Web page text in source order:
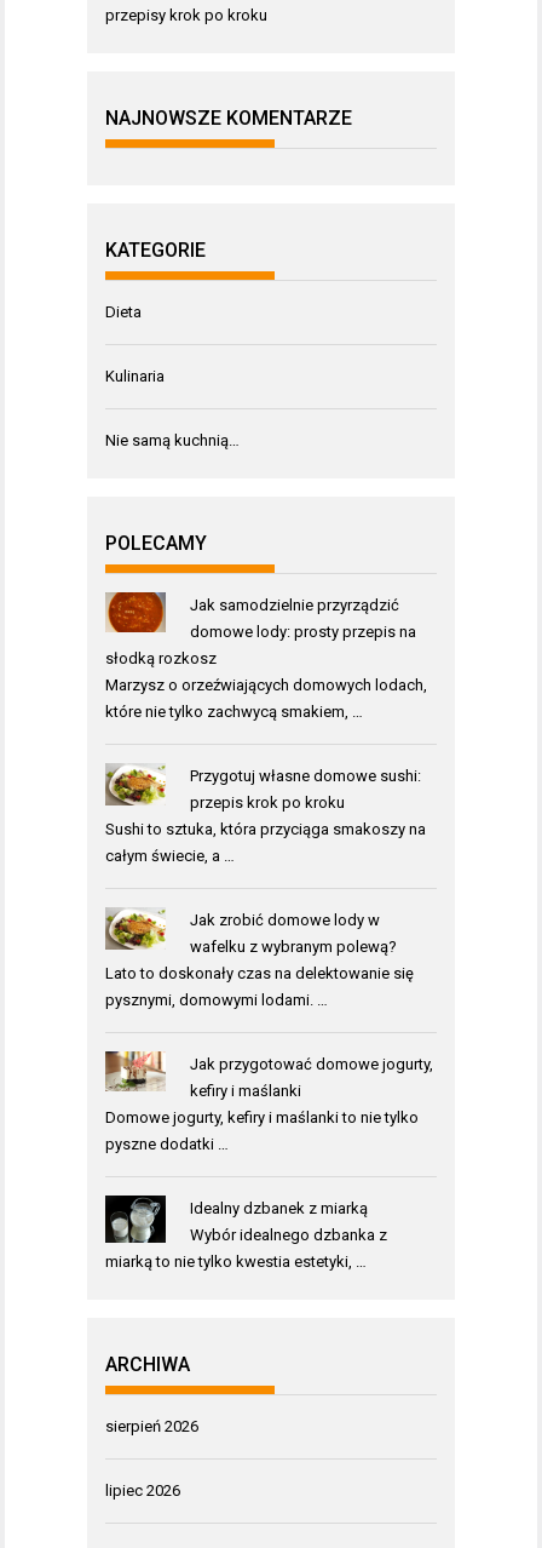
przepisy krok po kroku
NAJNOWSZE KOMENTARZE
KATEGORIE
Dieta
Kulinaria
Nie samą kuchnią…
POLECAMY
Jak samodzielnie przyrządzić
domowe lody: prosty przepis na
słodką rozkosz
Marzysz o orzeźwiających domowych lodach,
które nie tylko zachwycą smakiem, …
Przygotuj własne domowe sushi:
przepis krok po kroku
Sushi to sztuka, która przyciąga smakoszy na
całym świecie, a …
Jak zrobić domowe lody w
wafelku z wybranym polewą?
Lato to doskonały czas na delektowanie się
pysznymi, domowymi lodami. …
Jak przygotować domowe jogurty,
kefiry i maślanki
Domowe jogurty, kefiry i maślanki to nie tylko
pyszne dodatki …
Idealny dzbanek z miarką
Wybór idealnego dzbanka z
miarką to nie tylko kwestia estetyki, …
ARCHIWA
sierpień 2026
lipiec 2026